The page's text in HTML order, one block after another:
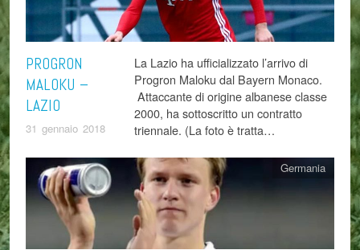
PROGRON
MALOKU –
LAZIO
31 gennaio 2018
La Lazio ha ufficializzato l’arrivo di
Progron Maloku dal Bayern Monaco.
Attaccante di origine albanese classe
2000, ha sottoscritto un contratto
triennale. (La foto è tratta…
Germania